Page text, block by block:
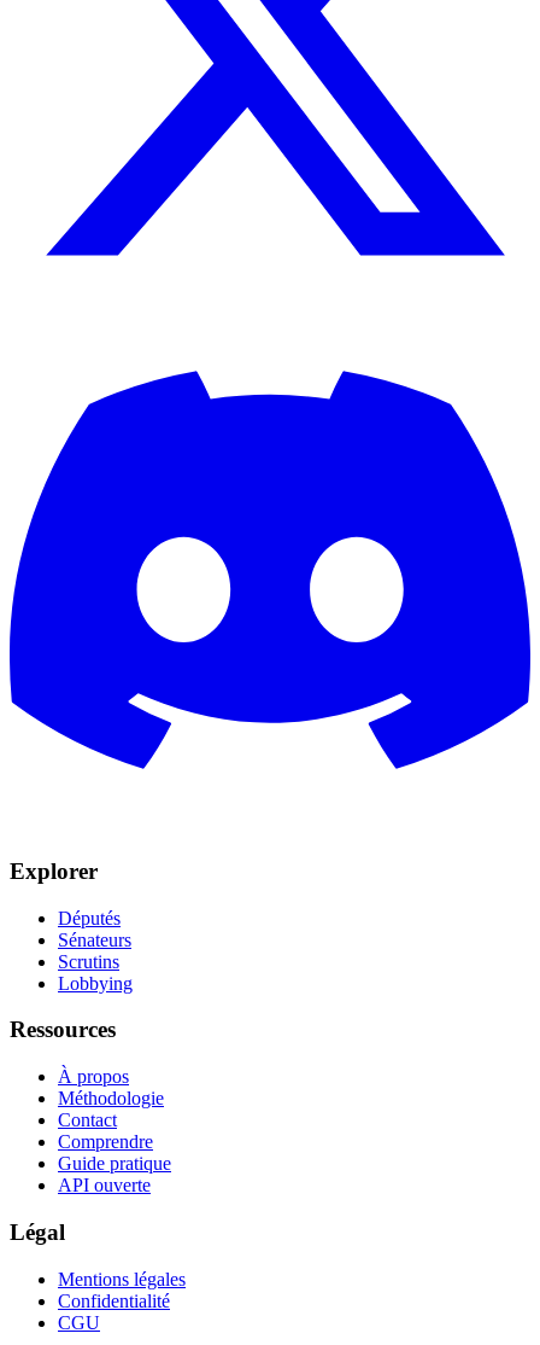
Explorer
Députés
Sénateurs
Scrutins
Lobbying
Ressources
À propos
Méthodologie
Contact
Comprendre
Guide pratique
API ouverte
Légal
Mentions légales
Confidentialité
CGU